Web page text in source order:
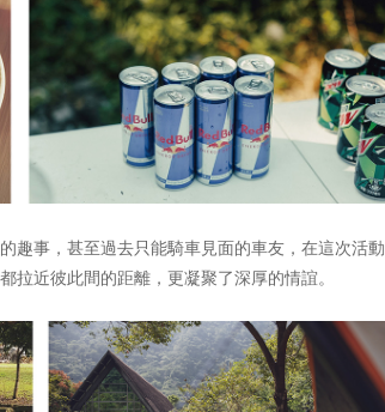
趣事，甚至過去只能騎車見面的車友，在這次活動
近彼此間的距離，更凝聚了深厚的情誼。